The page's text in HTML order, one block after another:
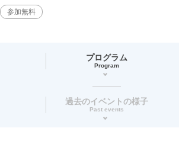
参加無料
プログラム
Program
過去のイベントの様子
Past events